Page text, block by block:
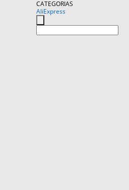
CATEGORIAS
AliExpress